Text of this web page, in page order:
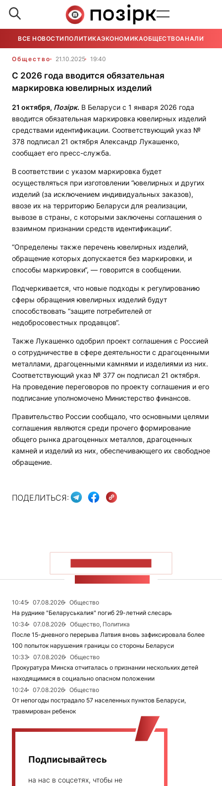
ВСЕ НОВОСТИ ПОЛИТИКАЭКОНОМИКАОБЩЕСТВОАНАЛИТИКА
Общество 21.10.2025 19:40
С 2026 года вводится обязательная
маркировка ювелирных изделий
21 октября, Позірк. В Беларуси с 1 января 2026 года
вводится обязательная маркировка ювелирных изделий
средствами идентификации. Соответствующий указ №
378 подписал 21 октября Александр Лукашенко,
сообщает его пресс-служба.
Всоответствии с указом маркировка будет
осуществляться при изготовлении “ювелирных и других
изделий (за исключением индивидуальных заказов),
ввозе их на территорию Беларуси для реализации,
вывозе в страны, с которыми заключены соглашения о
взаимном признании средств идентификации“.
“Определены также перечень ювелирных изделий,
обращение которых допускается без маркировки, и
способы маркировки“, — говорится в сообщении.
Подчеркивается, что новые подходы к регулированию
сферы обращения ювелирных изделий будут
способствовать “защите потребителей от
недобросовестных продавцов“.
Также Лукашенко одобрил проект соглашения с Россией
о сотрудничестве в сфере деятельности с драгоценными
металлами, драгоценными камнями и изделиями из них.
Соответствующий указ № 377 он подписал 21 октября.
На проведение переговоров по проекту соглашения и его
подписание уполномочено Министерство финансов.
Правительство России сообщало, что основными целями
соглашения являются среди прочего формирование
общего рынка драгоценных металлов, драгоценных
камней и изделий из них, обеспечивающего их свободное
обращение.
ПОДЕЛИТЬСЯ:
10:45 07.08.2026
Общество
На руднике "Беларуськалия" погиб 29-летний слесарь
10:34
07.08.2026
Общество, Политика
После 15-дневного перерыва Латвия вновь зафиксировала более
100 попыток нарушения границы со стороны Беларуси
10:33
07.08.2026
Общество
Прокуратура Минска отчиталась о признании нескольких детей
находящимися в социально опасном положении
10:24
07.08.2026
Общество
От непогоды пострадало 57 населенных пунктов Беларуси,
травмирован ребенок
Подписывайтесь
на нас в соцсетях, чтобы не